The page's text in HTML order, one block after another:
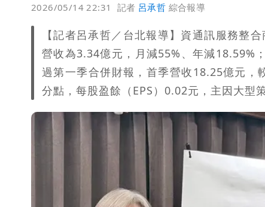
2026/05/14 22:31 記者 呂承哲 綜合報導
【記者呂承哲／台北報導】資通訊服務整
營收為3.34億元，月減55%、年減18.59%
過第一季合併財報，首季營收18.25億元
分點，每股盈餘（EPS）0.02元，主因大型